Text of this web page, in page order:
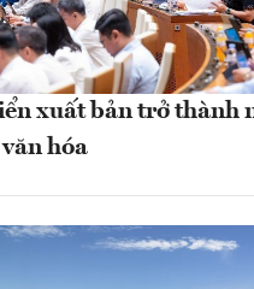
xuất bản trở thành
hóa